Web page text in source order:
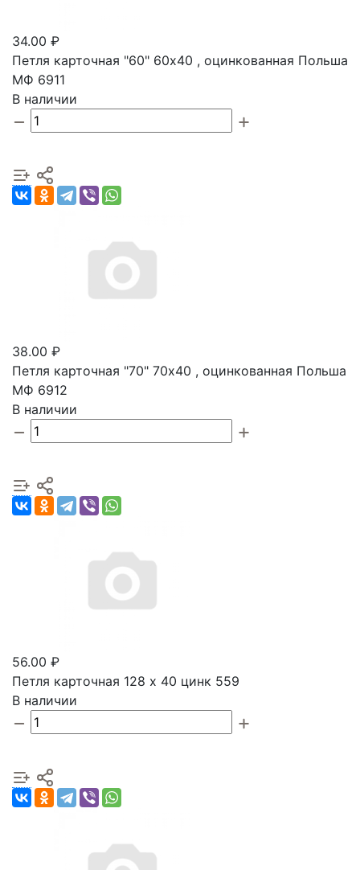
34.00 ₽
Петля карточная "60" 60х40 , оцинкованная Польша
МФ 6911
В наличии
38.00 ₽
Петля карточная "70" 70х40 , оцинкованная Польша
МФ 6912
В наличии
56.00 ₽
Петля карточная 128 х 40 цинк 559
В наличии